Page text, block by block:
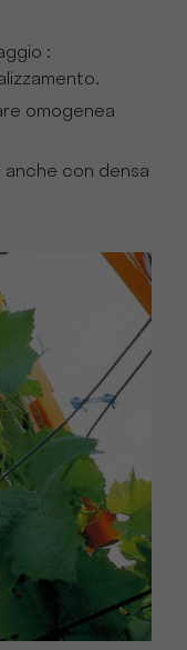
:
omogenea
anche con densa